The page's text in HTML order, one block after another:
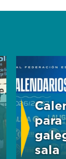
sala